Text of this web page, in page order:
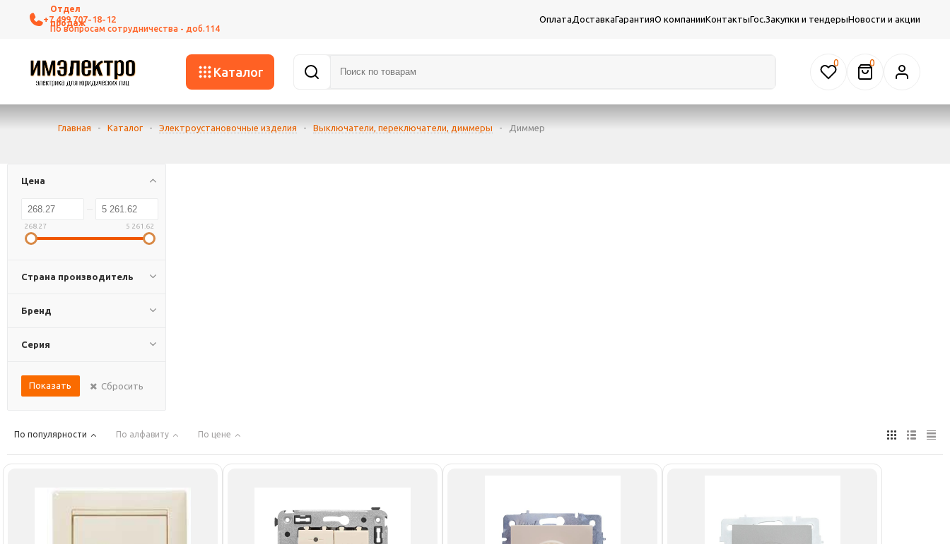
+7 499 707-18-12 ОплатаДоставкаГарантияО компанииКонтактыГос.Закупки и тендерыНовости и акции
Каталог
0
Главная - Каталог - Электроустановочные изделия - Выключатели, переключатели, диммеры - Диммер
Цена
268.27 5 261.62
Страна производитель
Бренд
Серия
Показать Сбросить
По популярности По алфавиту По цене